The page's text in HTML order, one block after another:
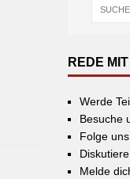
REDE
Werde
Besuche
Folge
Melde